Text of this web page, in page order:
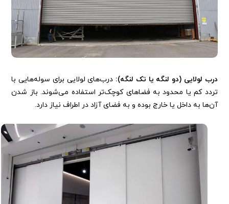
درب لولایی (دو لنگه یا تک لنگه): درب‌های لولایی برای سوله‌هایی با
تردد کم یا محدود به فضاهای کوچک‌تر استفاده می‌شوند. باز شدن
آن‌ها به داخل یا خارج بوده و به فضای آزاد در اطراف نیاز دارد.